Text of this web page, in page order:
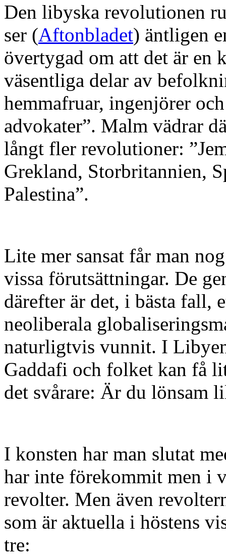
Den libyska revolutionen
ser (Aftonbladet) äntligen
övertygad om att det är en
väsentliga delar av
hemmafruar, ingenjörer
advokater”. Malm vädrar
långt fler revolutioner:
Grekland, Storbritannien,
Palestina”.
Lite mer sansat får man
vissa förutsättningar. De
därefter är det, i bästa fall,
neoliberala
naturligtvis vunnit. I
Gaddafi och folket kan få
det svårare: Är du lönsam
I konsten har man slutat
har inte förekommit men i
revolter. Men även
som är aktuella i höstens
tre: